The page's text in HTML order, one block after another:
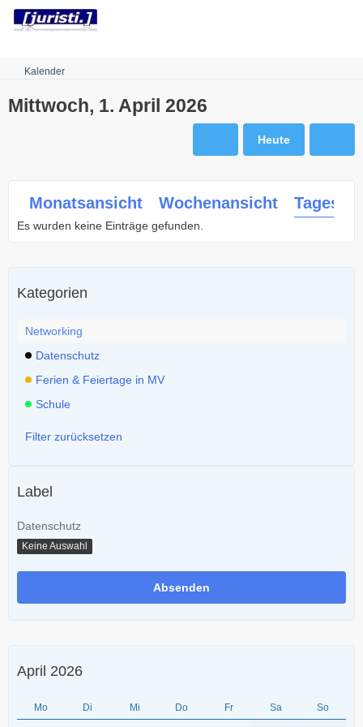
Robots.txt
Kalender
Mittwoch, 1. April 2026
Heute
Monatsansicht Wochenansicht
Es wurden keine Einträge gefunden.
Kategorien
Networking
Datenschutz
Ferien & Feiertage in MV
Schule
Filter zurücksetzen
Label
Datenschutz
Keine Auswahl
April 2026
Mo Di Mi Do Fr Sa So